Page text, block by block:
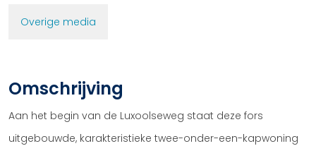
Overige media
Omschrijving
Aan het begin van de Luxoolseweg staat deze fors
uitgebouwde, karakteristieke twee-onder-een-kapwoning